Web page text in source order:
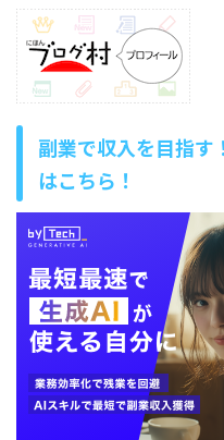
副業で収入を目指す
はこちら！